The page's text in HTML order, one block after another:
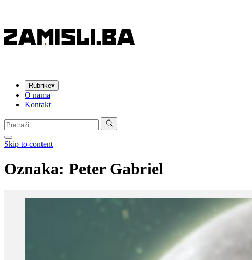
Rubrike▾
O nama
Kontakt
Pretraga:
Skip to content
Oznaka: Peter Gabriel